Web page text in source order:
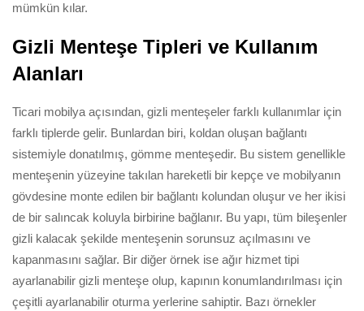
mümkün kılar.
Gizli Menteşe Tipleri ve Kullanım
Alanları
Ticari mobilya açısından, gizli menteşeler farklı kullanımlar için
farklı tiplerde gelir. Bunlardan biri, koldan oluşan bağlantı
sistemiyle donatılmış, gömme menteşedir. Bu sistem genellikle
menteşenin yüzeyine takılan hareketli bir kepçe ve mobilyanın
gövdesine monte edilen bir bağlantı kolundan oluşur ve her ikisi
de bir salıncak koluyla birbirine bağlanır. Bu yapı, tüm bileşenler
gizli kalacak şekilde menteşenin sorunsuz açılmasını ve
kapanmasını sağlar. Bir diğer örnek ise ağır hizmet tipi
ayarlanabilir gizli menteşe olup, kapının konumlandırılması için
çeşitli ayarlanabilir oturma yerlerine sahiptir. Bazı örnekler